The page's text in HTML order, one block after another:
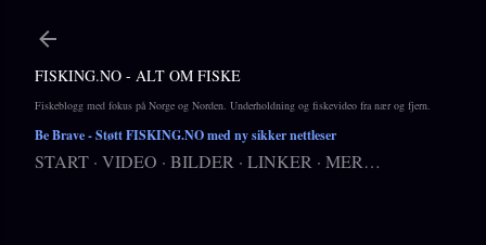
FISKING.NO - ALT OM FISKE
Fiskeblogg med fokus på Norge og Norden. Underholdning og fiskevideo fra nær og fjern.
Be Brave- Støtt FISKING.NO med ny sikker nettleser
START VIDEO BILDER LINKER MER…